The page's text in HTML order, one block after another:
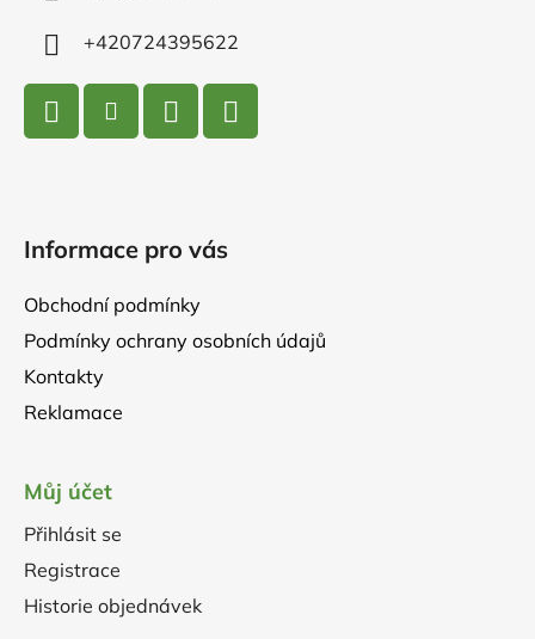
+420724395622
Informace pro vás
Obchodní podmínky
Podmínky ochrany osobních údajů
Kontakty
Reklamace
Můj účet
Přihlásit se
Registrace
Historie objednávek